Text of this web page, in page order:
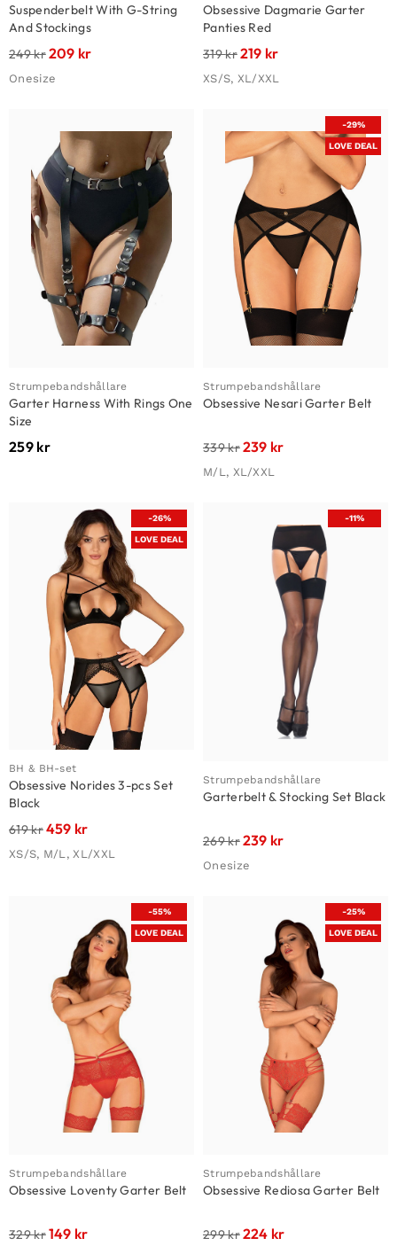
Suspenderbelt With G-String
And Stockings
249kr209 kr
Onesize
Obsessive Dagmarie Garter
Panties Red
319kr219 kr
XS/S, XL/XXL
Strumpebandshållare
Garter Harness With Rings One
Size
259 kr
-29%
LOVE DEAL
Strumpebandshållare
Obsessive Nesari Garter Belt
339kr239 kr
M/L, XL/XXL
-26%
LOVE DEAL
BH & BH-set
Obsessive Norides 3-pcs Set
Black
619kr459 kr
XS/S, M/L, XL/XXL
-11%
Strumpebandshållare
Garterbelt & Stocking Set Black
269kr239 kr
Onesize
-55%
LOVE DEAL
Strumpebandshållare
Obsessive Loventy Garter Belt
329kr149 kr
-25%
LOVE DEAL
Strumpebandshållare
Obsessive Rediosa Garter Belt
299kr224 kr